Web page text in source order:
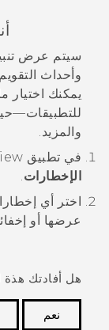
سيتم عرض
وأحداث
يمكنك اختيار
والمزيد.
في تطبيق
الإخطارات.
اختر أي
عرضها أو
هل أفادتك هذة
نعم